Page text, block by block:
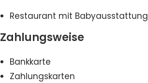
Restaurant mit Babyausstattung
Zahlungsweise
Bankkarte
Zahlungskarten